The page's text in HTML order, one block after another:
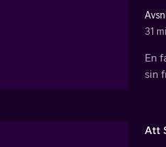
31
En
sin
Att